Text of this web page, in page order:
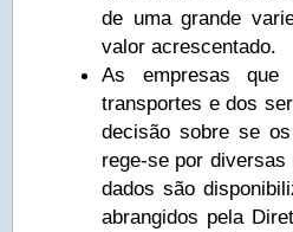
de uma grande
valor acrescentado.
As empresas que
transportes e dos
decisão sobre se
rege-se por
dados são
abrangidos pela